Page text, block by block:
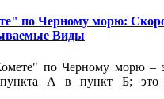
по Черному морю:
Виды
по Черному морю –
А в пункт Б; это